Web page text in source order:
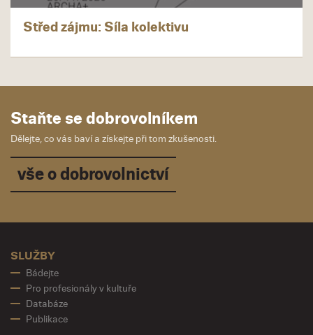
Střed zájmu: Síla kolektivu
Staňte se dobrovolníkem
Dělejte, co vás baví a získejte při tom zkušenosti.
vše o dobrovolnictví
SLUŽBY
Bádejte
Pro profesionály v kultuře
Databáze
Publikace